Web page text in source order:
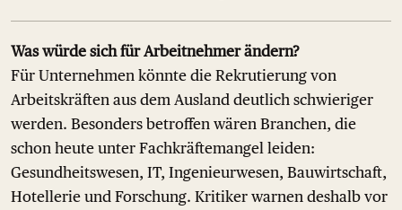
Was würde sich für Arbeitnehmer ändern?
Für Unternehmen könnte die Rekrutierung von
Arbeitskräften aus dem Ausland deutlich schwieriger
werden. Besonders betroffen wären Branchen, die
schon heute unter Fachkräftemangel leiden:
Gesundheitswesen, IT, Ingenieurwesen, Bauwirtschaft,
Hotellerie und Forschung. Kritiker warnen deshalb vor